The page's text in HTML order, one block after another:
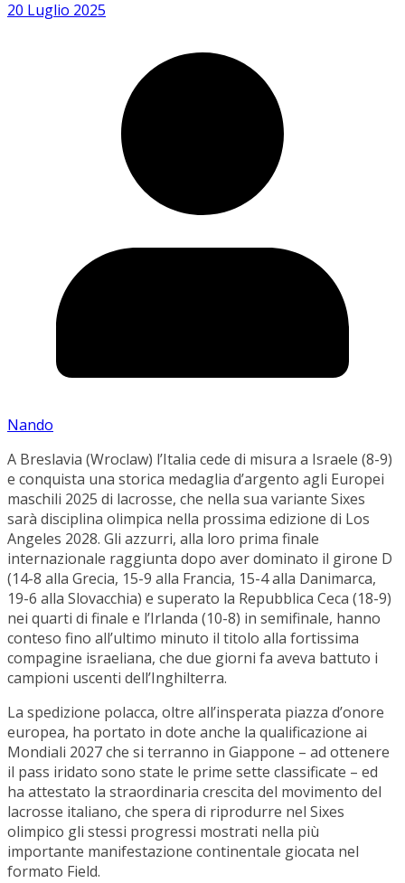
20 Luglio 2025
Nando
A Breslavia (Wroclaw) l’Italia cede di misura a Israele (8-9)
e conquista una storica medaglia d’argento agli Europei
maschili 2025 di lacrosse, che nella sua variante Sixes
sarà disciplina olimpica nella prossima edizione di Los
Angeles 2028. Gli azzurri, alla loro prima finale
internazionale raggiunta dopo aver dominato il girone D
(14-8 alla Grecia, 15-9 alla Francia, 15-4 alla Danimarca,
19-6 alla Slovacchia) e superato la Repubblica Ceca (18-9)
nei quarti di finale e l’Irlanda (10-8) in semifinale, hanno
conteso fino all’ultimo minuto il titolo alla fortissima
compagine israeliana, che due giorni fa aveva battuto i
campioni uscenti dell’Inghilterra.
La spedizione polacca, oltre all’insperata piazza d’onore
europea, ha portato in dote anche la qualificazione ai
Mondiali 2027 che si terranno in Giappone – ad ottenere
il pass iridato sono state le prime sette classificate – ed
ha attestato la straordinaria crescita del movimento del
lacrosse italiano, che spera di riprodurre nel Sixes
olimpico gli stessi progressi mostrati nella più
importante manifestazione continentale giocata nel
formato Field.